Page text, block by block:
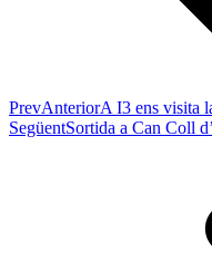
PrevAnteriorA I3 ens visita
SegüentSortida a Can Coll